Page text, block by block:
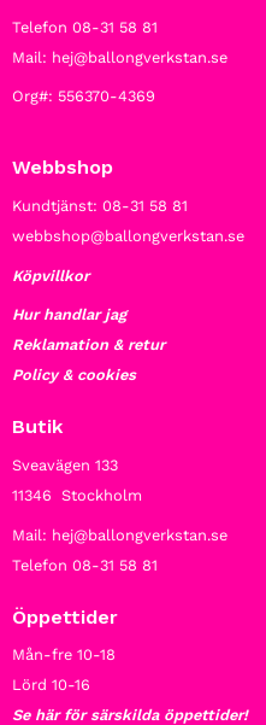
Telefon 08-31 58 81
Mail: hej@ballongverkstan.se
Org#: 556370-4369
Webbshop
Kundtjänst: 08-31 58 81
webbshop@ballongverkstan.se
Köpvillkor
Hur handlar jag
Reklamation & retur
Policy & cookies
Butik
Sveavägen 133
11346 Stockholm
Mail: hej@ballongverkstan.se
Telefon 08-31 58 81
Öppettider
Mån-fre 10-18
Lörd 10-16
Se här för särskilda öppettider!